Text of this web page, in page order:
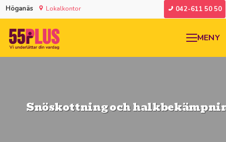
Höganäs Lokalkontor 042-611 50 50
MENY
Snöskottning och